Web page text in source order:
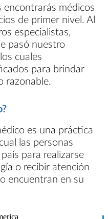
encontrarás médicos
de primer nivel. Al
especialistas,
pasó nuestro
cuales
para brindar
razonable.
es una práctica
las personas
para realizarse
o recibir atención
encuentran en su